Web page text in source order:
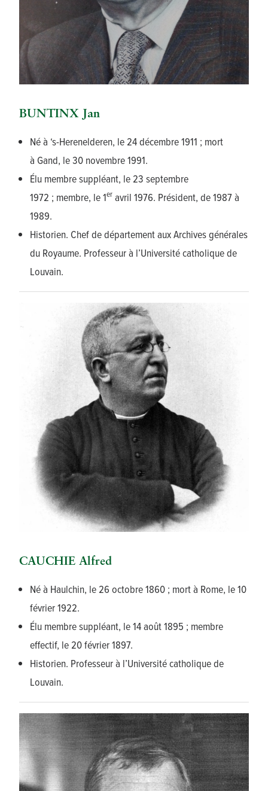
BUNTINX Jan
Né à ‘s-Herenelderen, le 24 décembre 1911 ; mort
à Gand, le 30 novembre 1991.
Élu membre suppléant, le 23 septembre
1972 ; membre, le 1er avril 1976. Président, de 1987 à
1989.
Historien. Chef de département aux Archives générales
du Royaume. Professeur à l’Université catholique de
Louvain.
CAUCHIE Alfred
Né à Haulchin, le 26 octobre 1860 ; mort à Rome, le 10
février 1922.
Élu membre suppléant, le 14 août 1895 ; membre
effectif, le 20 février 1897.
Historien. Professeur à l’Université catholique de
Louvain.